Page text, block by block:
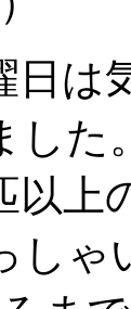
日は
た。
以上
しゃ